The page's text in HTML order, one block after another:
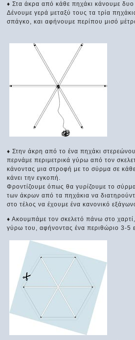
♦ Στα άκρα από κάθε πηχάκι κάνουμε δυο
Δένουμε γερά μεταξύ τους τα τρία
σπάγκο, και αφήνουμε περίπου μισό
♦ Στην άκρη από το ένα πηχάκι
περνάμε περιμετρικά γύρω από τον
κάνοντας μια στροφή με το σύρμα σε
κάνει την εγκοπή.
Φροντίζουμε όπως θα γυρίζουμε το
των άκρων από τα πηχάκια να
στο τέλος να έχουμε ένα κανονικό
♦ Ακουμπάμε τον σκελετό πάνω στο
γύρω του, αφήνοντας ένα περιθώριο 3-5